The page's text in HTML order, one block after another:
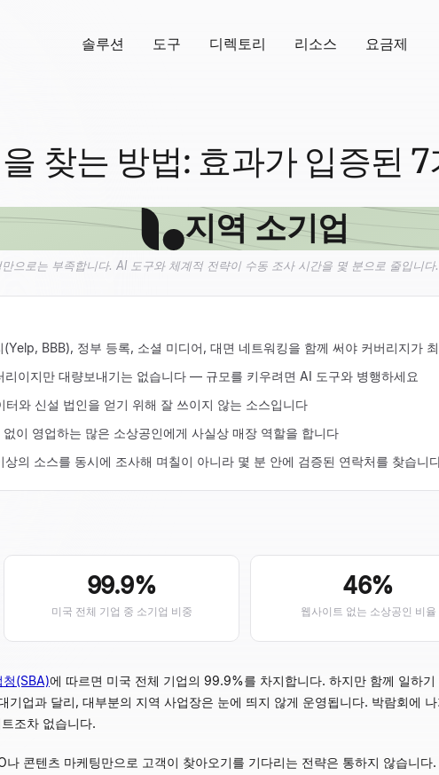
솔루션 도구 디렉토리 리소스 요금제
찾는 방법: 효과가 입증된
지역 소기업
으로는 부족합니다. AI 도구와 체계적 전략이 수동 조사 시간을 몇 분으로 줄입니다.
BBB), 정부 등록, 소셜 미디어, 대면 네트워킹을 함께 써야 커버리지가
이지만 대량보내기는 없습니다 — 규모를 키우려면 AI 도구와 병행하세요
와 신설 법인을 얻기 위해 잘 쓰이지 않는 소스입니다
이 영업하는 많은 소상공인에게 사실상 매장 역할을 합니다
의 소스를 동시에 조사해 며칠이 아니라 몇 분 안에 검증된 연락처를 찾습니
99.9%
미국 전체 기업 중 소기업 비중
46%
웹사이트 없는 소상공인 비율
청(SBA)에 따르면 미국 전체 기업의 99.9%를 차지합니다. 하지만 함께 일하
기업과 달리, 대부분의 지역 사업장은 눈에 띄지 않게 운영됩니다. 박람회에
조차 없습니다.
나 콘텐츠 마케팅만으로 고객이 찾아오기를 기다리는 전략은 통하지 않습니